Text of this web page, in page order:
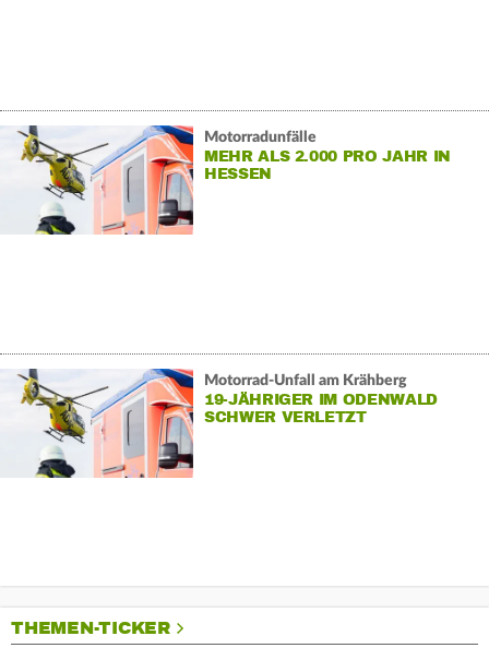
Motorradunfälle
MEHR ALS 2.000 PRO JAHR IN
HESSEN
Motorrad-Unfall am Krähberg
19-JÄHRIGER IM ODENWALD
SCHWER VERLETZT
THEMEN-TICKER